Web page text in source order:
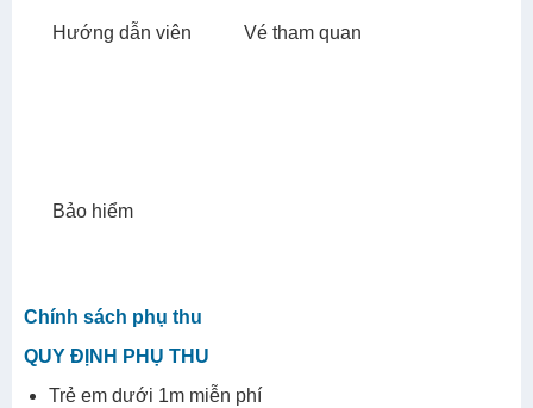
Chính sách phụ thu
BAO GỒM:
– Xe đời mới đưa đón tại khách sạn của quý khách